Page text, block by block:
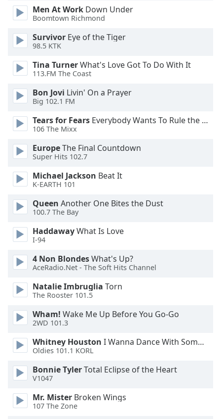
Area
Background
Color
Opacity
Font
Size
Text
Done
Close
Dialog
End
dialog
Men At Work Down Under
Boomtown Richmond
Survivor Eye of the Tiger
98.5 KTK
Tina TurnerWhat's Love Got To Do With It
113.FM The Coast
Bon Jovi Livin' On a Prayer
Big 102.1 FM
Tears for Fears Everybody Wants To Rule the World
106 The Mixx
EuropeThe Final Countdown
Super Hits 102.7
Michael Jackson Beat It
K-EARTH 101
Queen Another One Bites the Dust
100.7 The Bay
HaddawayWhat Is Love
I-94
4 Non BlondesWhat's Up?
AceRadio.Net - The Soft Hits Channel
Natalie Imbruglia Torn
The Rooster 101.5
Wham! Wake Me Up Before You Go-Go
2WD 101.3
Whitney Houston I Wanna Dance With Somebody
Oldies 101.1 KORL
Bonnie TylerTotal Eclipse of the Heart
V1047
Mr. Mister Broken Wings
107 The Zone